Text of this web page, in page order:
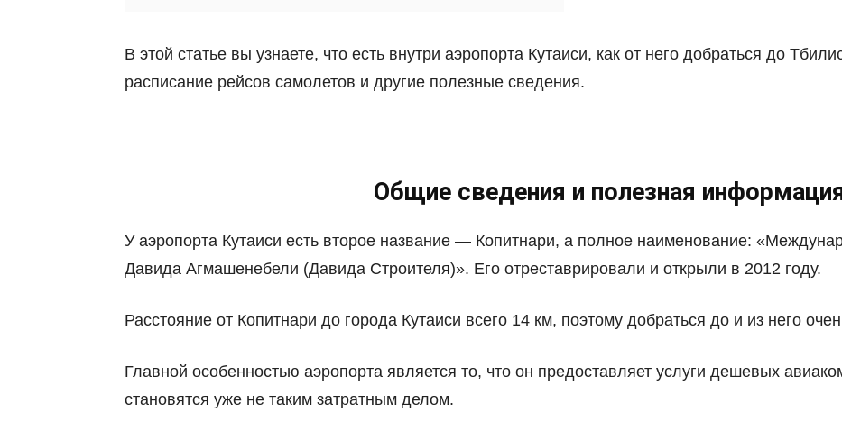
В этой статье вы узнаете, что есть внутри аэропорта Кутаиси, как от него добраться до
расписание рейсов самолетов и другие полезные сведения.
Общие сведения и полезная
У аэропорта Кутаиси есть второе название — Копитнари, а полное наименование:
Давида Агмашенебели (Давида Строителя)». Его отреставрировали и открыли в 2012 году.
Расстояние от Копитнари до города Кутаиси всего 14 км, поэтому добраться до и из него
Главной особенностью аэропорта является то, что он предоставляет услуги дешевых
становятся уже не таким затратным делом.